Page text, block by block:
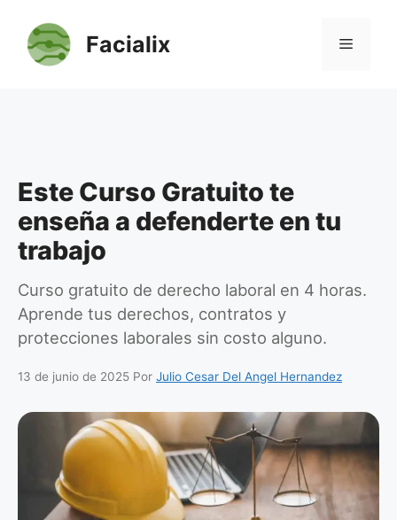
contenido
Facialix Menú
Este Curso Gratuito te
enseña a defenderte en tu
trabajo
Curso gratuito de derecho laboral en 4 horas.
Aprende tus derechos, contratos y
protecciones laborales sin costo alguno.
13 de junio de 2025 Por Julio Cesar Del Angel Hernandez